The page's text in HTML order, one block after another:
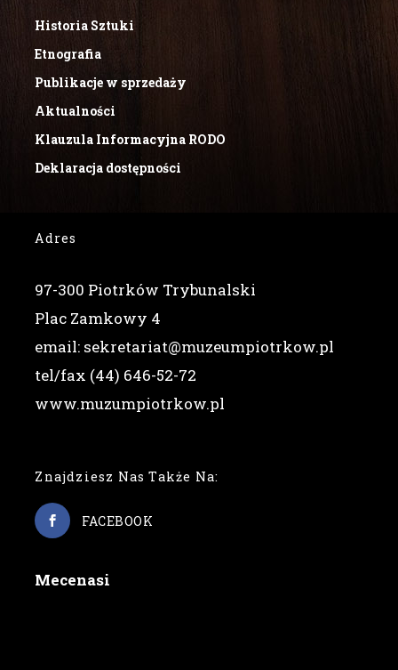
Historia Sztuki
Etnografia
Publikacje w sprzedaży
Aktualności
Klauzula Informacyjna RODO
Deklaracja dostępności
Adres
97-300 Piotrków Trybunalski
Plac Zamkowy 4
email: sekretariat@muzeumpiotrkow.pl
tel/fax (44) 646-52-72
www.muzumpiotrkow.pl
Znajdziesz Nas Także Na:
FACEBOOK
Mecenasi